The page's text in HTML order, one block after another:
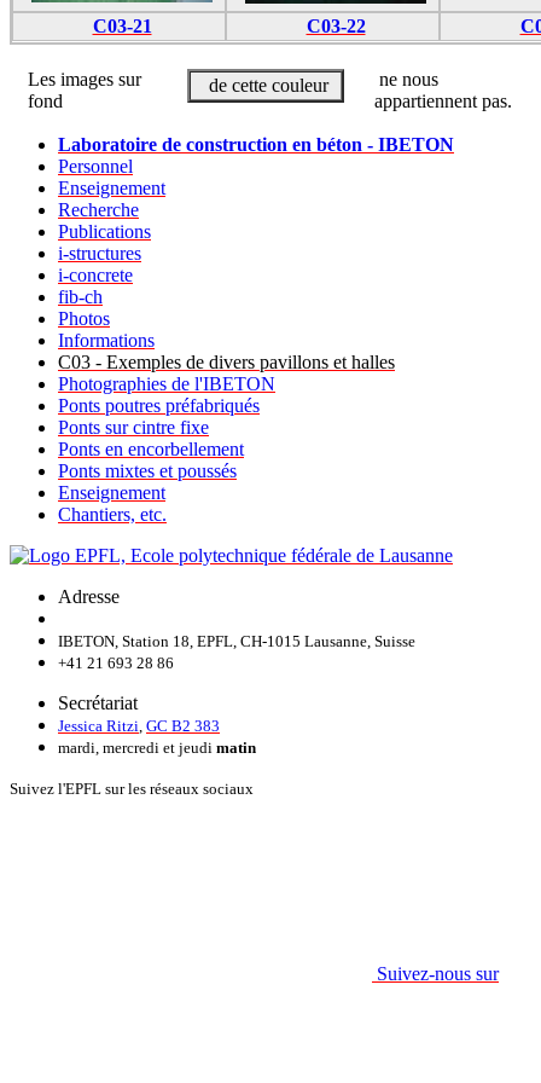
C03-21 C03-22
Les images sur
fond
de cette couleur
ne nous
appartiennent pas.
Laboratoire de construction en béton - IBETON
Personnel
Enseignement
Recherche
Publications
i-structures
i-concrete
fib-ch
Photos
Informations
C03 - Exemples de divers pavillons et halles
Photographies de l'IBETON
Ponts poutres préfabriqués
Ponts sur cintre fixe
Ponts en encorbellement
Ponts mixtes et poussés
Enseignement
Chantiers, etc.
Adresse
IBETON, Station 18, EPFL, CH-1015 Lausanne, Suisse
+41 21 693 28 86
Secrétariat
Jessica Ritzi GC B2 383
mardi, mercredi et jeudi matin
Suivez l'EPFL sur les réseaux sociaux
Suivez-nous sur